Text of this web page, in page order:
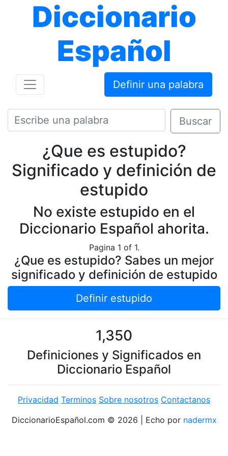
Diccionario
Español
Definir una palabra
Buscar
¿Que es estupido?
Significado y definición de
estupido
No existe estupido en el
Diccionario Español ahorita.
Pagina 1 of 1.
¿Que es estupido? Sabes un mejor
significado y definición de estupido
Definir estupido
1,350
Definiciones y Significados en
Diccionario Español
Privacidad Terminos Sobre nosotros Contactanos
DiccionarioEspañol.com © 2026 | Echo por nadermx